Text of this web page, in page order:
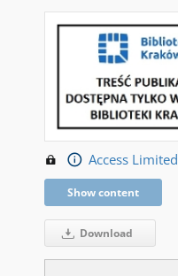
Access Limited
Show content
Download